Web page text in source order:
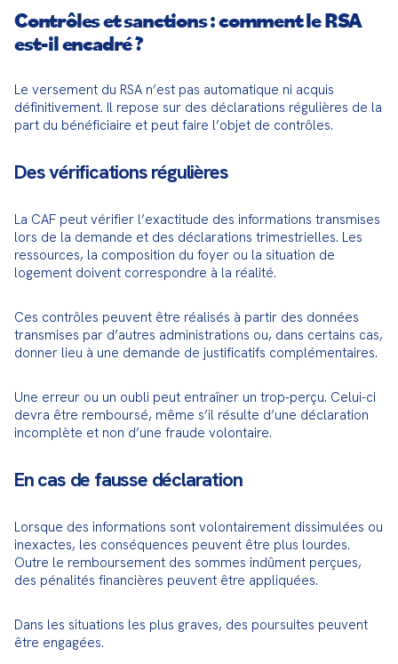
Contrôles et sanctions : comment le RSA
est-il encadré ?
Le versement du RSA n’est pas automatique ni acquis
définitivement. Il repose sur des déclarations régulières de la
part du bénéficiaire et peut faire l’objet de contrôles.
Des vérifications régulières
La CAF peut vérifier l’exactitude des informations transmises
lors de la demande et des déclarations trimestrielles. Les
ressources, la composition du foyer ou la situation de
logement doivent correspondre à la réalité.
Ces contrôles peuvent être réalisés à partir des données
transmises par d’autres administrations ou, dans certains cas,
donner lieu à une demande de justificatifs complémentaires.
Une erreur ou un oubli peut entraîner un trop-perçu. Celui-ci
devra être remboursé, même s’il résulte d’une déclaration
incomplète et non d’une fraude volontaire.
En cas de fausse déclaration
Lorsque des informations sont volontairement dissimulées ou
inexactes, les conséquences peuvent être plus lourdes.
Outre le remboursement des sommes indûment perçues,
des pénalités financières peuvent être appliquées.
Dans les situations les plus graves, des poursuites peuvent
être engagées.